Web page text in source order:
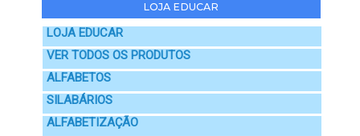
LOJA EDUCAR
LOJA EDUCAR
VER TODOS OS PRODUTOS
ALFABETOS
SILABÁRIOS
ALFABETIZAÇÃO